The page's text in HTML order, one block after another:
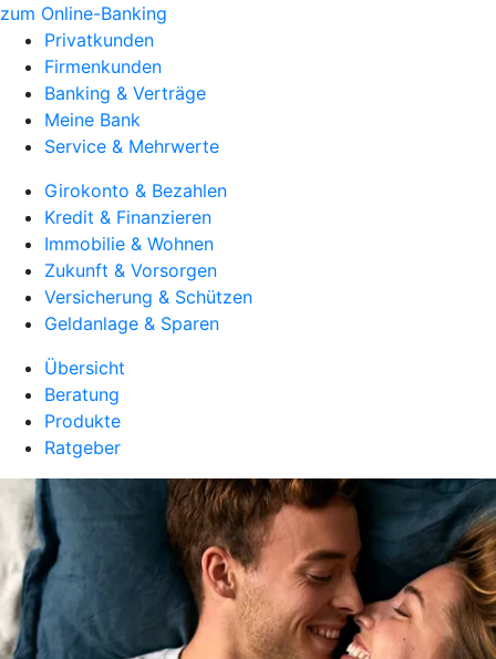
zum Online-Banking
Privatkunden
Firmenkunden
Banking & Verträge
Meine Bank
Service & Mehrwerte
Girokonto & Bezahlen
Kredit & Finanzieren
Immobilie & Wohnen
Zukunft & Vorsorgen
Versicherung & Schützen
Geldanlage & Sparen
Übersicht
Beratung
Produkte
Ratgeber